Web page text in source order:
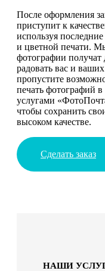
После оформления
приступит к
используя
и цветной печати.
фотографии получат
радовать вас и
пропустите
печать фотографий
услугами
чтобы сохранить
высоком качестве.
Сделать заказ
НАШИ